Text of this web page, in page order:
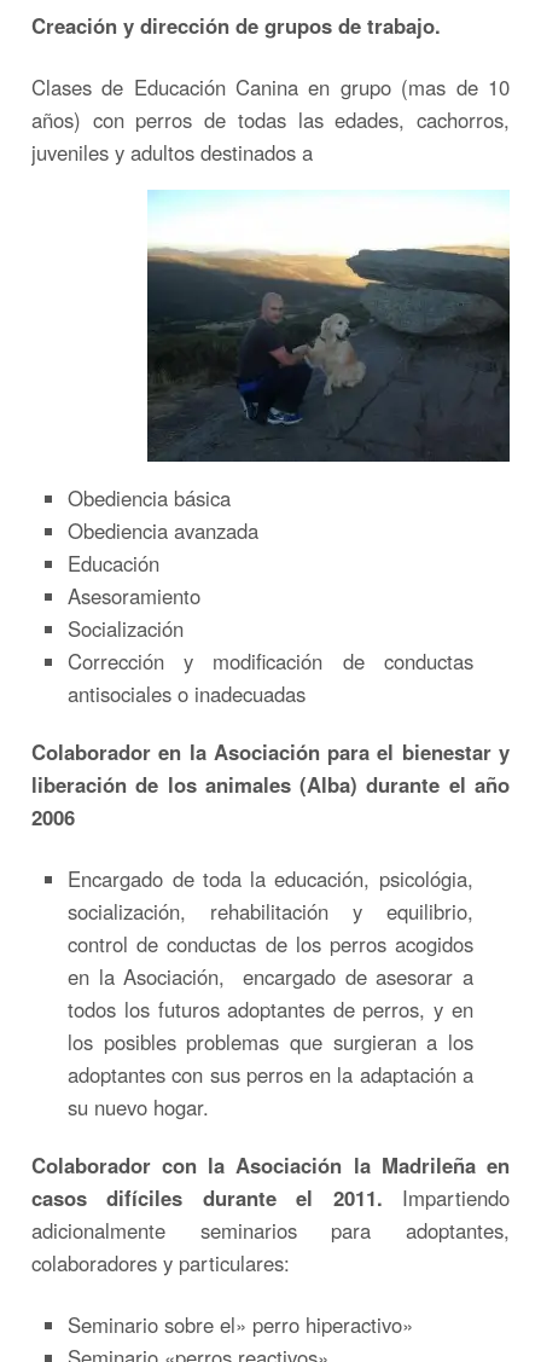
Creación y dirección de grupos de trabajo.
Clases de Educación Canina en grupo (mas de 10
años) con perros de todas las edades, cachorros,
juveniles y adultos destinados a
Obediencia básica
Obediencia avanzada
Educación
Asesoramiento
Socialización
Corrección y modificación de conductas
antisociales o inadecuadas
Colaborador en la Asociación para el bienestar y
liberación de los animales (Alba) durante el año
2006
Encargado de toda la educación, psicológia,
socialización, rehabilitación y equilibrio,
control de conductas de los perros acogidos
en la Asociación, encargado de asesorar a
todos los futuros adoptantes de perros, y en
los posibles problemas que surgieran a los
adoptantes con sus perros en la adaptación a
su nuevo hogar.
Colaborador con la Asociación la Madrileña en
casos difíciles durante el 2011. Impartiendo
adicionalmente seminarios para adoptantes,
colaboradores y particulares:
Seminario sobre el» perro hiperactivo»